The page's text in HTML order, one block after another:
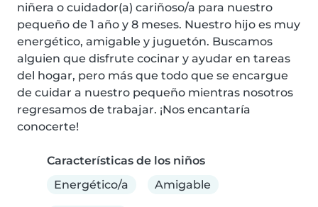
niñera o cuidador(a) cariñoso/a para nuestro
pequeño de 1 año y 8 meses. Nuestro hijo es muy
energético, amigable y juguetón. Buscamos
alguien que disfrute cocinar y ayudar en tareas
del hogar, pero más que todo que se encargue
de cuidar a nuestro pequeño mientras nosotros
regresamos de trabajar. ¡Nos encantaría
conocerte!
Características de los niños
Energético/a
Amigable